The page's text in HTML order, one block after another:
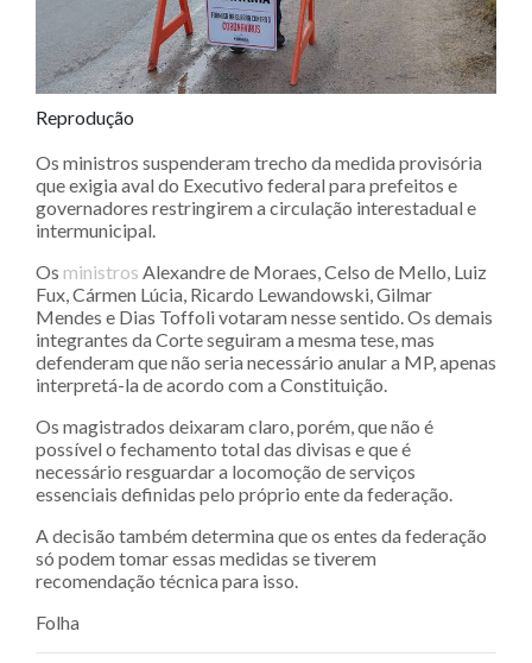
Reprodução
Os ministros suspenderam trecho da medida provisória
que exigia aval do Executivo federal para prefeitos e
governadores restringirem a circulação interestadual e
intermunicipal.
Os ministros Alexandre de Moraes, Celso de Mello, Luiz
Fux, Cármen Lúcia, Ricardo Lewandowski, Gilmar
Mendes e Dias Toffoli votaram nesse sentido. Os demais
integrantes da Corte seguiram a mesma tese, mas
defenderam que não seria necessário anular a MP, apenas
interpretá-la de acordo com a Constituição.
Os magistrados deixaram claro, porém, que não é
possível o fechamento total das divisas e que é
necessário resguardar a locomoção de serviços
essenciais definidas pelo próprio ente da federação.
A decisão também determina que os entes da federação
só podem tomar essas medidas se tiverem
recomendação técnica para isso.
Folha